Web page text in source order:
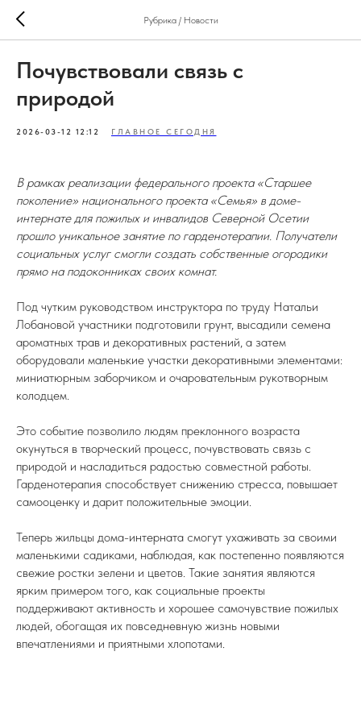
Рубрика / Новости
Почувствовали связь с
природой
2026-03-12 12:12 ГЛАВНОЕ СЕГОДНЯ
В рамках реализации федерального проекта «Старшее
поколение» национального проекта «Семья» в доме-
интернате для пожилых и инвалидов Северной Осетии
прошло уникальное занятие по гарденотерапии. Получатели
социальных услуг смогли создать собственные огородики
прямо на подоконниках своих комнат.
Под чутким руководством инструктора по труду Натальи
Лобановой участники подготовили грунт, высадили семена
ароматных трав и декоративных растений, а затем
оборудовали маленькие участки декоративными элементами:
миниатюрным заборчиком и очаровательным рукотворным
колодцем.
Это событие позволило людям преклонного возраста
окунуться в творческий процесс, почувствовать связь с
природой и насладиться радостью совместной работы.
Гарденотерапия способствует снижению стресса, повышает
самооценку и дарит положительные эмоции.
Теперь жильцы дома-интерната смогут ухаживать за своими
маленькими садиками, наблюдая, как постепенно появляются
свежие ростки зелени и цветов. Такие занятия являются
ярким примером того, как социальные проекты
поддерживают активность и хорошее самочувствие пожилых
людей, обогащая их повседневную жизнь новыми
впечатлениями и приятными хлопотами.